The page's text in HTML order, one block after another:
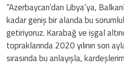
“Azerbaycan’dan Libya’ya,
kadar geniş bir alanda bu
getiriyoruz. Karabağ ve işgal
topraklarında 2020 yılının son
sırasında bu anlayışla,